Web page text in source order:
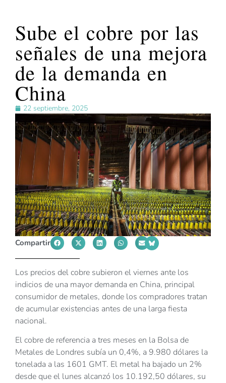
Sube el cobre por las
señales de una mejora
de la demanda en
China
22 septiembre, 2025
Compartir
Los precios del cobre subieron el viernes ante los
indicios de una mayor demanda en China, principal
consumidor de metales, donde los compradores tratan
de acumular existencias antes de una larga fiesta
nacional.
El cobre de referencia a tres meses en la Bolsa de
Metales de Londres subía un 0,4%, a 9.980 dólares la
tonelada a las 1601 GMT. El metal ha bajado un 2%
desde que el lunes alcanzó los 10.192,50 dólares, su